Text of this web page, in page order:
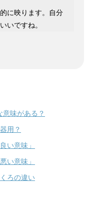
に映ります。自分
いですね。
味がある？
用？
い意味」
い意味」
ろの違い